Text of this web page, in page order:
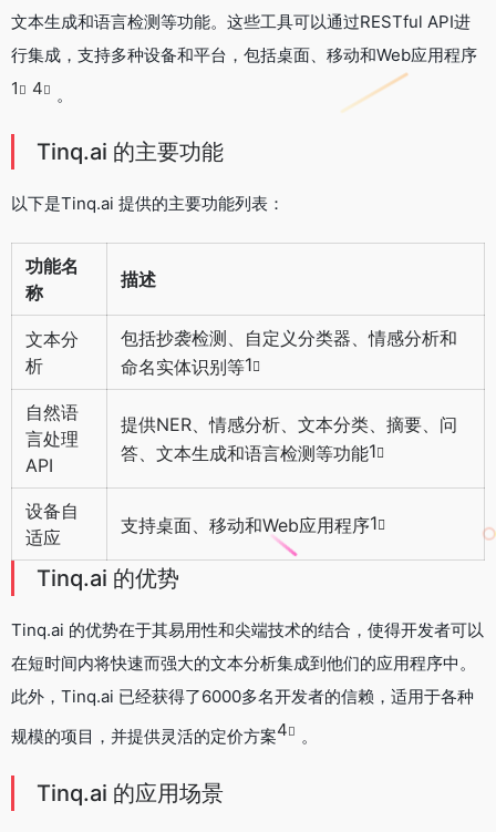
文本生成和语言检测等功能。这些工具可以通过RESTful API进
行集成，支持多种设备和平台，包括桌面、移动和Web应用程序
1
4 。
Tinq.ai 的主要功能
以下是Tinq.ai 提供的主要功能列表：
功能名
称
描述
文本分
析
包括抄袭检测、自定义分类器、情感分析和
命名实体识别等1
自然语
言处理
API
提供NER、情感分析、文本分类、摘要、问
答、文本生成和语言检测等功能1
设备自
适应
支持桌面、移动和Web应用程序1
Tinq.ai 的优势
Tinq.ai 的优势在于其易用性和尖端技术的结合，使得开发者可以
在短时间内将快速而强大的文本分析集成到他们的应用程序中。
此外，Tinq.ai 已经获得了6000多名开发者的信赖，适用于各种
规模的项目，并提供灵活的定价方案4 。
Tinq.ai 的应用场景